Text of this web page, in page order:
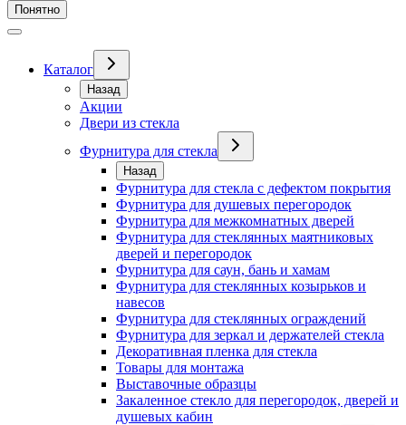
Понятно
Каталог
Назад
Акции
Двери из стекла
Фурнитура для стекла
Назад
Фурнитура для стекла с дефектом покрытия
Фурнитура для душевых перегородок
Фурнитура для межкомнатных дверей
Фурнитура для стеклянных маятниковых
дверей и перегородок
Фурнитура для саун, бань и хамам
Фурнитура для стеклянных козырьков и
навесов
Фурнитура для стеклянных ограждений
Фурнитура для зеркал и держателей стекла
Декоративная пленка для стекла
Товары для монтажа
Выставочные образцы
Закаленное стекло для перегородок, дверей и
душевых кабин